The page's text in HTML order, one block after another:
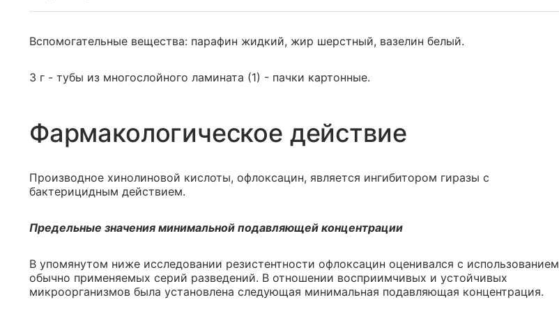
Вспомогательные вещества: парафин жидкий, жир шерстный, вазелин белый.
3 г - тубы из многослойного ламината (1) - пачки картонные.
Фармакологическое действие
Производное хинолиновой кислоты, офлоксацин, является ингибитором гиразы с
бактерицидным действием.
Предельные значения минимальной подавляющей концентрации
В упомянутом ниже исследовании резистентности офлоксацин оценивался с использованием
обычно применяемых серий разведений. В отношении восприимчивых и устойчивых
микроорганизмов была установлена следующая минимальная подавляющая концентрация.